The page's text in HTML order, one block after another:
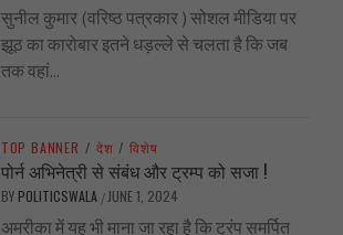
सुनील कुमार (वरिष्ठ पत्रकार ) सोशल मीडिया पर
झूठ का कारोबार इतने धड़ल्ले से चलता है कि जब
तक वहां...
TOP BANNER / देश / विशेष
पोर्न अभिनेत्री से संबंध और ट्रम्प को सजा !
BY POLITICSWALA / JUNE 1, 2024
अमरीका में यह भी माना जा रहा है कि ट्रंप समर्पित